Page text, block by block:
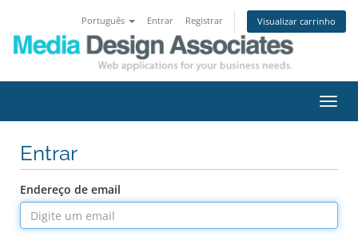
Português Entrar Registrar Visualizar carrinho
Entrar
Endereço de email